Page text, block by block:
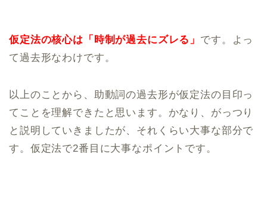
仮定法の核心は「時制が過去にズレる」 です。よっ
て過去形なわけです。
以上のことから、助動詞の過去形が仮定法の目印っ
てことを理解できたと思います。かなり、がっつり
と説明していきましたが、それくらい大事な部分で
す。仮定法で2番目に大事なポイントです。